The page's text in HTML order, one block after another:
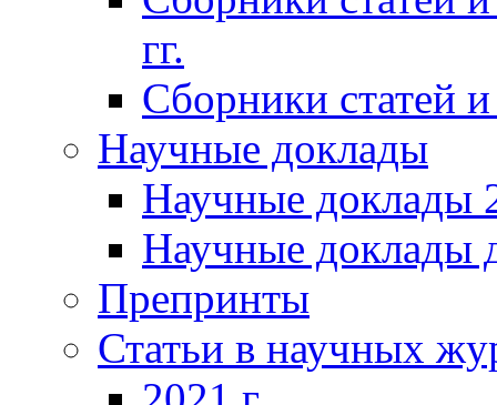
гг.
Сборники статей
Научные доклады
Научные доклады
Научные доклады
Препринты
Статьи в научных